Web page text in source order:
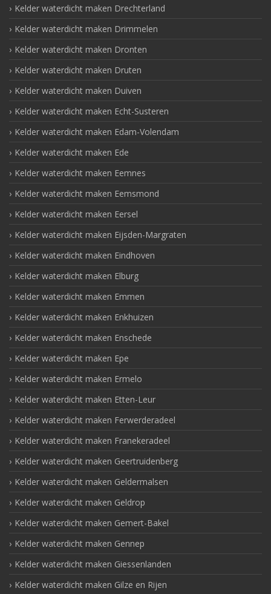
Kelder waterdicht maken Drechterland
Kelder waterdicht maken Drimmelen
Kelder waterdicht maken Dronten
Kelder waterdicht maken Druten
Kelder waterdicht maken Duiven
Kelder waterdicht maken Echt-Susteren
Kelder waterdicht maken Edam-Volendam
Kelder waterdicht maken Ede
Kelder waterdicht maken Eemnes
Kelder waterdicht maken Eemsmond
Kelder waterdicht maken Eersel
Kelder waterdicht maken Eijsden-Margraten
Kelder waterdicht maken Eindhoven
Kelder waterdicht maken Elburg
Kelder waterdicht maken Emmen
Kelder waterdicht maken Enkhuizen
Kelder waterdicht maken Enschede
Kelder waterdicht maken Epe
Kelder waterdicht maken Ermelo
Kelder waterdicht maken Etten-Leur
Kelder waterdicht maken Ferwerderadeel
Kelder waterdicht maken Franekeradeel
Kelder waterdicht maken Geertruidenberg
Kelder waterdicht maken Geldermalsen
Kelder waterdicht maken Geldrop
Kelder waterdicht maken Gemert-Bakel
Kelder waterdicht maken Gennep
Kelder waterdicht maken Giessenlanden
Kelder waterdicht maken Gilze en Rijen